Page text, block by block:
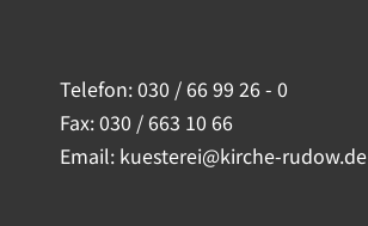
Telefon:030 / 66 99 26 - 0
Fax: 030 / 663 10 66
Email: kuesterei@kirche-rudow.de